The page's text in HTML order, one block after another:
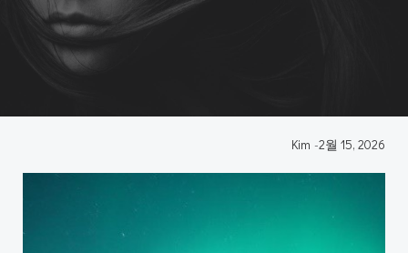
Kim -2월 15, 2026